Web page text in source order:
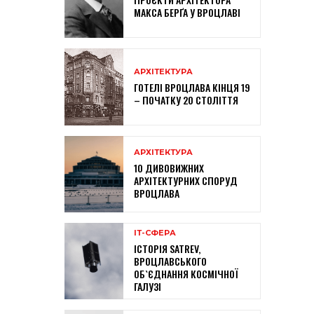
МАКСА БЕРҐА У ВРОЦЛАВІ
АРХІТЕКТУРА
ГОТЕЛІ ВРОЦЛАВА КІНЦЯ 19
– ПОЧАТКУ 20 СТОЛІТТЯ
АРХІТЕКТУРА
10 ДИВОВИЖНИХ
АРХІТЕКТУРНИХ СПОРУД
ВРОЦЛАВА
ІТ-СФЕРА
ІСТОРІЯ SATREV,
ВРОЦЛАВСЬКОГО
ОБ`ЄДНАННЯ КОСМІЧНОЇ
ГАЛУЗІ